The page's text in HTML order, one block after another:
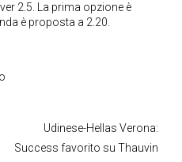
2.5. La prima opzione è
è proposta a 2.20.
Udinese-Hellas Verona:
Success favorito su Thauvin